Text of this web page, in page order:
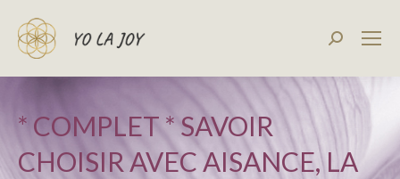
* COMPLET * SAVOIR
CHOISIR AVEC AISANCE, LA